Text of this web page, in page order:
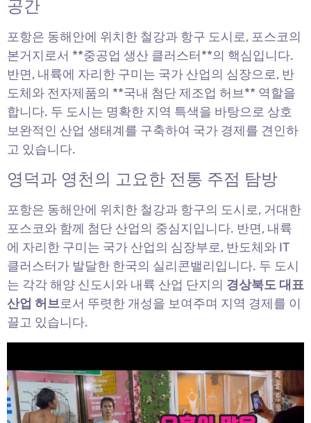
공간
포항은 동해안에 위치한 철강과 항구 도시로, 포스코의
본거지로서 **중공업 생산 클러스터**의 핵심입니다.
반면, 내륙에 자리한 구미는 국가 산업의 심장으로, 반
도체와 전자제품의 **국내 첨단 제조업 허브** 역할을
합니다. 두 도시는 명확한 지역 특색을 바탕으로 상호
보완적인 산업 생태계를 구축하여 국가 경제를 견인하
고 있습니다.
영덕과 영천의 고요한 전통 주점 탐방
포항은 동해안에 위치한 철강과 항구의 도시로, 거대한
포스코와 함께 첨단 산업의 중심지입니다. 반면, 내륙
에 자리한 구미는 국가 산업의 심장부로, 반도체와 IT
클러스터가 발달한 한국의 실리콘밸리입니다. 두 도시
는 각각 해양 신도시와 내륙 산업 단지의 경상북도 대표
산업 허브로서 뚜렷한 개성을 보여주며 지역 경제를 이
끌고 있습니다.